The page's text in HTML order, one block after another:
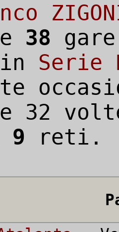
38
Serie
32
9 reti.